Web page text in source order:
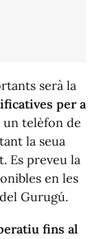
serà la
per a
un telèfon de
la seua
Es preveu la
en les
Gurugú.
fins al